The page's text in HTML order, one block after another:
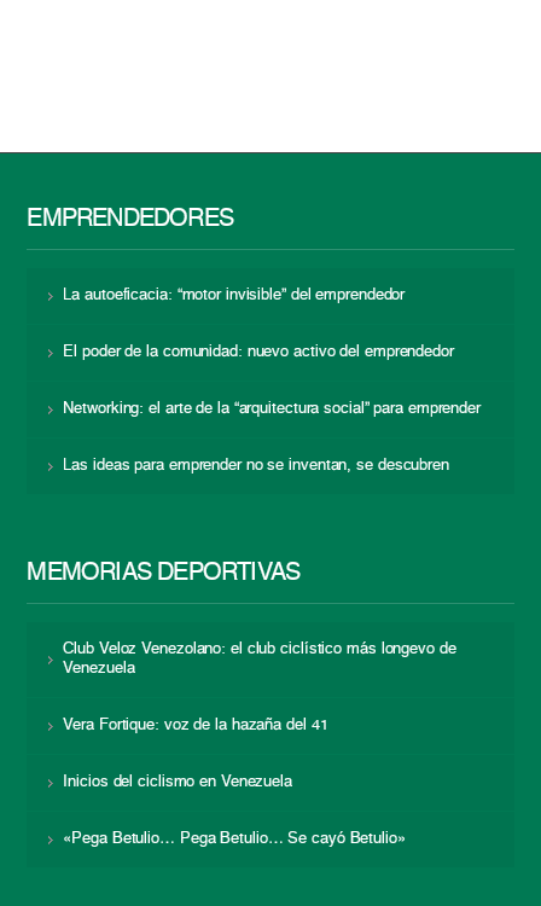
EMPRENDEDORES
La autoeficacia: “motor invisible” del emprendedor
El poder de la comunidad: nuevo activo del emprendedor
Networking: el arte de la “arquitectura social” para emprender
Las ideas para emprender no se inventan, se descubren
MEMORIAS DEPORTIVAS
Club Veloz Venezolano: el club ciclístico más longevo de
Venezuela
Vera Fortique: voz de la hazaña del 41
Inicios del ciclismo en Venezuela
«Pega Betulio… Pega Betulio… Se cayó Betulio»